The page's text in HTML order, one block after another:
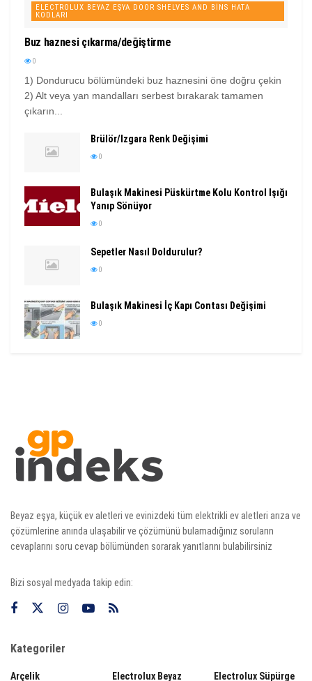
ELECTROLUX BEYAZ EŞYA DOOR SHELVES AND BINS HATA
KODLARI
Buz haznesi çıkarma/değiştirme
0
1) Dondurucu bölümündeki buz haznesini öne doğru çekin
2) Alt veya yan mandalları serbest bırakarak tamamen
çıkarın...
Brülör/Izgara Renk Değişimi
0
Bulaşık Makinesi Püskürtme Kolu Kontrol Işığı
Yanıp Sönüyor
0
Sepetler Nasıl Doldurulur?
0
Bulaşık Makinesi İç Kapı Contası Değişimi
0
Beyaz eşya, küçük ev aletleri ve evinizdeki tüm elektrikli ev aletleri arıza ve
çözümlerine anında ulaşabilir ve çözümünü bulamadığınız soruların
cevaplarını soru cevap bölümünden sorarak yanıtlarını bulabilirsiniz
Bizi sosyal medyada takip edin:
Kategoriler
Arçelik Electrolux Beyaz Electrolux Süpürge